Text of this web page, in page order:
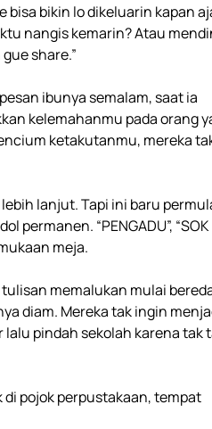
bisa bikin lo dikeluarin kapan
nangis kemarin? Atau
share.”
ibunya semalam, saat ia
kelemahanmu pada orang
ketakutanmu, mereka
lanjut. Tapi ini baru
“PENGADU”, “SOK
meja.
memalukan mulai
diam. Mereka tak ingin
pindah sekolah karena tak
di pojok perpustakaan, tempat